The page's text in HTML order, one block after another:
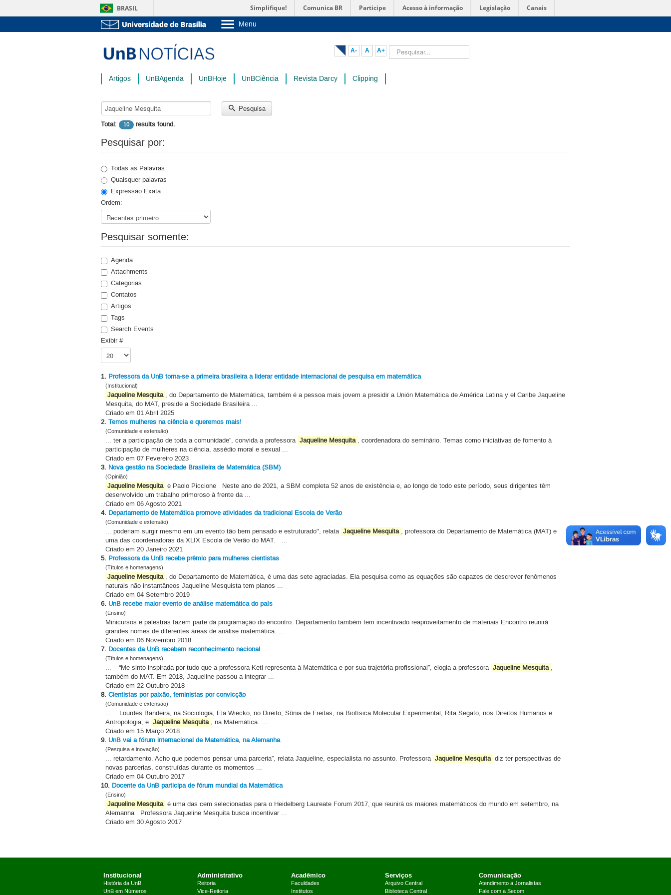
BRASIL Simplifique! Comunica BR Participe Acesso à informação Legislação Canais
Menu
Pós-Graduação
Administração
A- A A+ Pesquisar...
Artigos UnBAgenda UnBHoje UnBCiência Revista Darcy Clipping
Buscar Palavra-Chave: Pesquisa
Total: 10 results found.
Pesquisar por:
Todas as Palavras
Quaisquer palavras
Expressão Exata
Ordem:
Pesquisar somente:
Agenda
Attachments
Categorias
Contatos
Artigos
Tags
Search Events
Exibir #
1. Professora da UnB torna-se a primeira brasileira a liderar entidade internacional de pesquisa em matemática
(Institucional)
Jaqueline Mesquita , do Departamento de Matemática, também é a pessoa mais jovem a presidir a Unión Matemática de América Latina y el Caribe Jaqueline
Mesquita, do MAT, preside a Sociedade Brasileira ...
Criado em 01 Abril 2025
2. Temos mulheres na ciência e queremos mais!
(Comunidade e extensão)
... ter a participação de toda a comunidade”, convida a professora Jaqueline Mesquita , coordenadora do seminário. Temas como iniciativas de fomento à
participação de mulheres na ciência, assédio moral e sexual ...
Criado em 07 Fevereiro 2023
3. Nova gestão na Sociedade Brasileira de Matemática (SBM)
(Opinião)
Jaqueline Mesquita e Paolo Piccione Neste ano de 2021, a SBM completa 52 anos de existência e, ao longo de todo este período, seus dirigentes têm
desenvolvido um trabalho primoroso à frente da ...
Criado em 06 Agosto 2021
4. Departamento de Matemática promove atividades da tradicional Escola de Verão
(Comunidade e extensão)
... poderiam surgir mesmo em um evento tão bem pensado e estruturado", relata Jaqueline Mesquita , professora do Departamento de Matemática (MAT) e
uma das coordenadoras da XLIX Escola de Verão do MAT. ...
Criado em 20 Janeiro 2021
5. Professora da UnB recebe prêmio para mulheres cientistas
(Títulos e homenagens)
Jaqueline Mesquita , do Departamento de Matemática, é uma das sete agraciadas. Ela pesquisa como as equações são capazes de descrever fenômenos
naturais não instantâneos Jaqueline Mesquista tem planos ...
Criado em 04 Setembro 2019
6. UnB recebe maior evento de análise matemática do país
(Ensino)
Minicursos e palestras fazem parte da programação do encontro. Departamento também tem incentivado reaproveitamento de materiais Encontro reunirá
grandes nomes de diferentes áreas de análise matemática. ...
Criado em 06 Novembro 2018
7. Docentes da UnB recebem reconhecimento nacional
(Títulos e homenagens)
... – “Me sinto inspirada por tudo que a professora Keti representa à Matemática e por sua trajetória profissional”, elogia a professora Jaqueline Mesquita ,
também do MAT. Em 2018, Jaqueline passou a integrar ...
Criado em 22 Outubro 2018
8. Cientistas por paixão, feministas por convicção
(Comunidade e extensão)
... Lourdes Bandeira, na Sociologia; Ela Wiecko, no Direito; Sônia de Freitas, na Biofísica Molecular Experimental; Rita Segato, nos Direitos Humanos e
Antropologia; e Jaqueline Mesquita , na Matemática. ...
Criado em 15 Março 2018
9. UnB vai a fórum internacional de Matemática, na Alemanha
(Pesquisa e inovação)
... retardamento. Acho que podemos pensar uma parceria”, relata Jaqueline, especialista no assunto. Professora Jaqueline Mesquita diz ter perspectivas de
novas parcerias, construídas durante os momentos ...
Criado em 04 Outubro 2017
10. Docente da UnB participa de fórum mundial da Matemática
(Ensino)
Jaqueline Mesquita é uma das cem selecionadas para o Heidelberg Laureate Forum 2017, que reunirá os maiores matemáticos do mundo em setembro, na
Alemanha Professora Jaqueline Mesquita busca incentivar ...
Criado em 30 Agosto 2017
Institucional
História da UnB
UnB em Números
Administrativo
Reitoria
Vice-Reitoria
Acadêmico
Faculdades
Institutos
Serviços
Arquivo Central
Biblioteca Central
Comunicação
Atendimento a Jornalistas
Fale com a Secom